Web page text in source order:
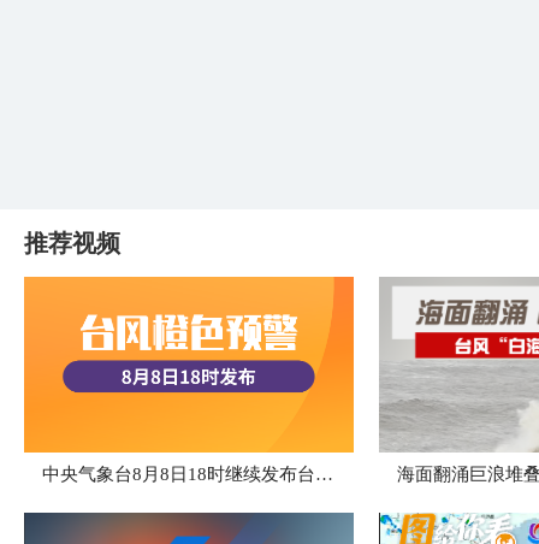
推荐视频
中央气象台8月8日18时继续发布台风橙色预警 海面翻涌巨浪堆